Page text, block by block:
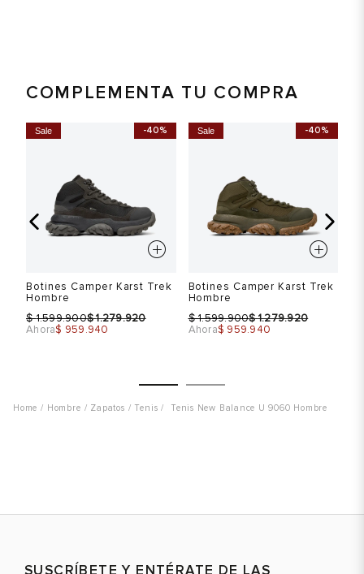
COMPLEMENTA TU COMPRA
-40%
Sale
Botines Camper Karst Trek
Hombre
$1.599.900$1.279.920
Ahora$ 959.940
-40%
Sale
Botines Camper Karst Trek
Hombre
$1.599.900$1.279.920
Ahora$ 959.940
Hombre Zapatos Tenis Tenis New Balance U 9060 Hombre
SUSCRÍBETE Y ENTÉRATE DE LAS